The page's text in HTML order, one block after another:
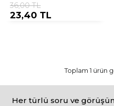
36,00 TL
23,40 TL
Toplam 1 ürün
Her türlü soru ve